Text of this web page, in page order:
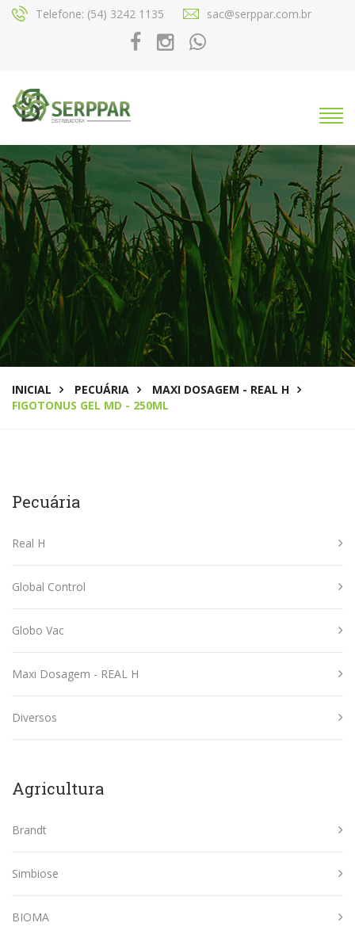
Telefone: (54) 3242 1135 sac@serppar.com.br
INICIAL PECUÁRIA
MAXI DOSAGEM - REAL H
FIGOTONUS GEL MD - 250ML
Pecuária
Real H
Global Control
Globo Vac
Maxi Dosagem - REAL H
Diversos
Agricultura
Brandt
Simbiose
BIOMA